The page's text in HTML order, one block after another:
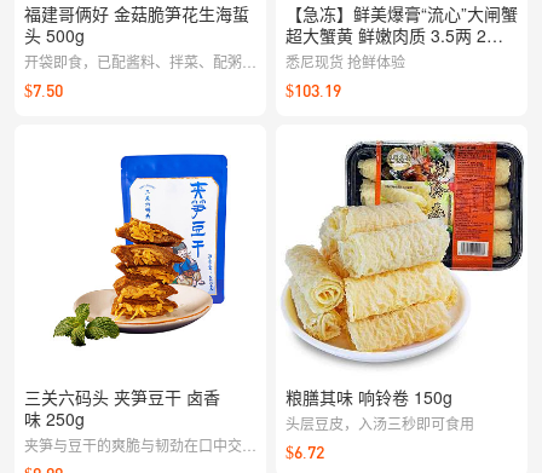
福建哥俩好 金菇脆笋花生海蜇
头 500g
开袋即食，已配酱料、拌菜、配粥、
下酒、3秒搞定，爽脆鲜美香甜、低
卡0负担懒人必备海洋美味。
$7.50
三关六码头 夹笋豆干 卤香
味 250g
夹笋与豆干的爽脆与韧劲在口中交
织，卤香浓郁越嚼越香。随手一包解
【急冻】鲜美爆膏“流心”大闸蟹
超大蟹黄 鲜嫩肉质 3.5两 2公2
母 4只装 约700g
悉尼现货 抢鲜体验
$103.19
粮膳其味 响铃卷 150g
头层豆皮，入汤三秒即可食用
$6.72